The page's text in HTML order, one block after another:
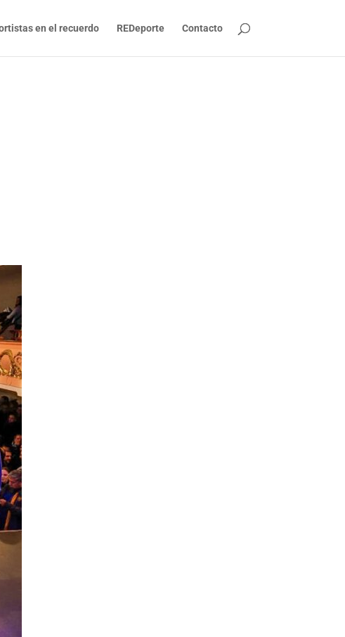
en el recuerdo REDeporte Contacto